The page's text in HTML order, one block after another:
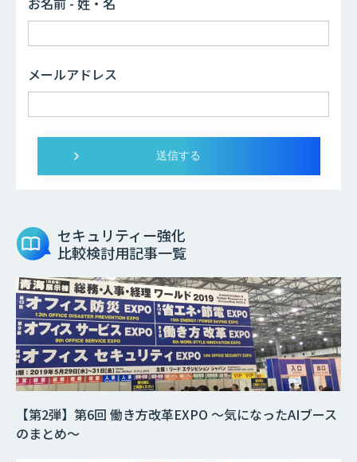
メールアドレス
セキュリティー強化
比較検討用記事一覧
【第2弾】第6回 働き方改革EXPO ～気になったAIブース
のまとめ～